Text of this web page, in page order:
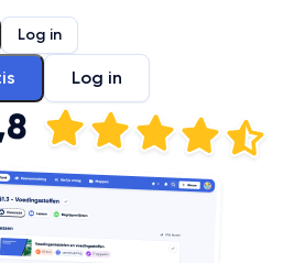
Log in
Log in